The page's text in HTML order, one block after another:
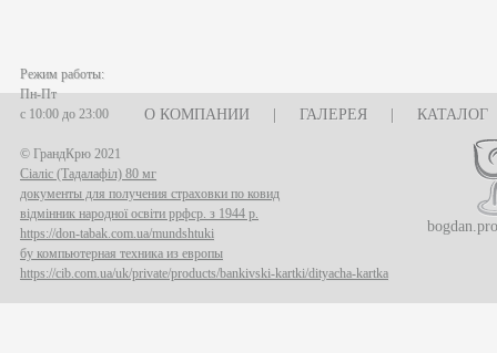
О КОМПАНИИ ГАЛЕРЕЯ КАТАЛОГ
Режим работы:
Пн-Пт
с 10:00 до 23:00
© ГрандКрю 2021
Сіаліс (Тадалафіл) 80 мг
документы для получения страховки по ковид
відмінник народної освіти ррфср. з 1944 р.
https://don-tabak.com.ua/mundshtuki
бу компьютерная техника из европы
https://cib.com.ua/uk/private/products/bankivski-kartki/dityacha-kartka